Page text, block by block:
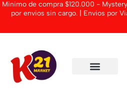
IrMinimo de compra $120.000 -
por envios sin cargo. | Envios por